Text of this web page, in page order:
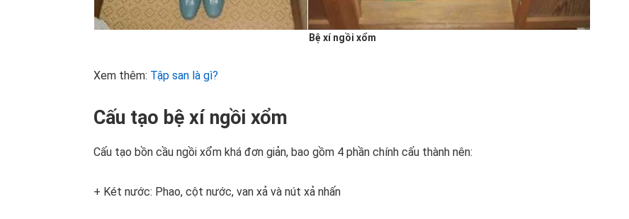
Bệ xí ngồi xổm
Xem thêm: Tập san là gì?
Cấu tạo bệ xí ngồi xổm
Cấu tạo bồn cầu ngồi xổm khá đơn giản, bao gồm 4 phần chính cấu thành nên:
+ Két nước: Phao, cột nước, van xả và nút xả nhấn